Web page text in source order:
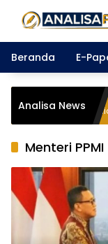
Beranda
E-
Analisa News
SMAN 15
Pendidikan
Menteri PPMI